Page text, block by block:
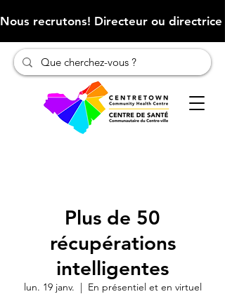
Nous recrutons! Directeur ou
Plus de 50
récupérations
intelligentes
lun. 19 janv.
  |
En présentiel et en virtuel